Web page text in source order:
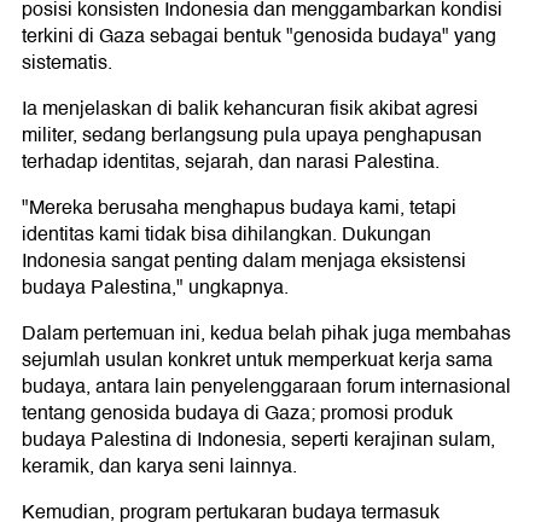
posisi konsisten Indonesia dan menggambarkan kondisi
terkini di Gaza sebagai bentuk "genosida budaya" yang
sistematis.
Ia menjelaskan di balik kehancuran fisik akibat agresi
militer, sedang berlangsung pula upaya penghapusan
terhadap identitas, sejarah, dan narasi Palestina.
"Mereka berusaha menghapus budaya kami, tetapi
identitas kami tidak bisa dihilangkan. Dukungan
Indonesia sangat penting dalam menjaga eksistensi
budaya Palestina," ungkapnya.
Dalam pertemuan ini, kedua belah pihak juga membahas
sejumlah usulan konkret untuk memperkuat kerja sama
budaya, antara lain penyelenggaraan forum internasional
tentang genosida budaya di Gaza; promosi produk
budaya Palestina di Indonesia, seperti kerajinan sulam,
keramik, dan karya seni lainnya.
Kemudian, program pertukaran budaya termasuk